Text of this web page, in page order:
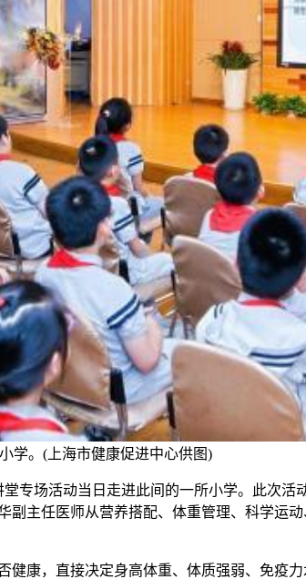
学。(上海市健康促进中心供图)
场活动当日走进此间的一所小学。此次活
主任医师从营养搭配、体重管理、科学运
，直接决定身高体重、体质强弱、免疫